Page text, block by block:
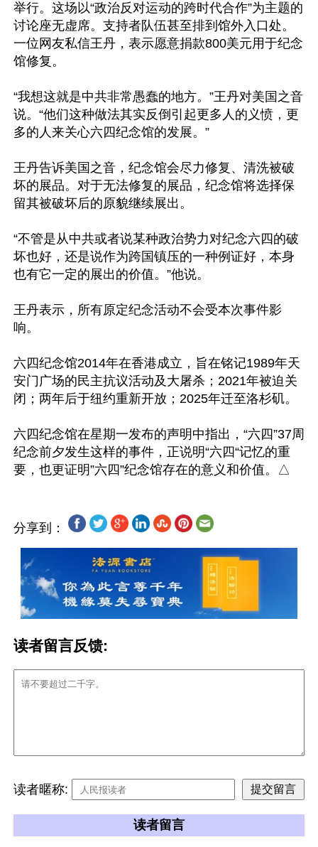
举行。这场以“政治反对运动的跨时代合作”为主题的
讨论座无虚席。支持者队伍甚至排到馆外入口处。
一位网友私信王丹，表示愿意捐款800美元用于纪念
馆修复。
“我想这就是中共非常愚蠢的地方。”王丹对美国之音
说。“他们这种做法其实反倒引起更多人的义愤，更
多的人来关心六四纪念馆的发展。”
王丹告诉美国之音，纪念馆会尽力修复、清洗被破
坏的展品。对于无法修复的展品，纪念馆将选择保
留其被破坏后的原貌继续展出。
“不管是从中共或者说某种政治势力对纪念六四的破
坏也好，还是说作为跨国镇压的一种例证好，本身
也有它一定的展出的价值。”他说。
王丹表示，所有原定纪念活动不会受本次事件影
响。
六四纪念馆2014年在香港成立，旨在铭记1989年天
安门广场的民主抗议活动及大屠杀；2021年被迫关
闭；两年后于纽约重新开放；2025年迁至洛杉矶。
六四纪念馆在星期一发布的声明中指出，“六四”37周
纪念前夕发生这样的事件，正说明“六四“记忆的重
分享到：
读者留言反馈:
读者暱称:
读者留言